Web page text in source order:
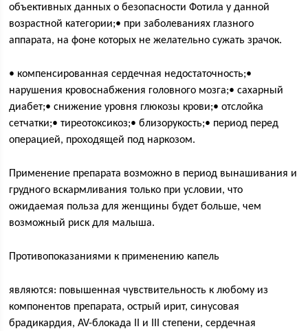
объективных данных о безопасности Фотила у данной
возрастной категории;• при заболеваниях глазного
аппарата, на фоне которых не желательно сужать зрачок.
• компенсированная сердечная недостаточность;•
нарушения кровоснабжения головного мозга;• сахарный
диабет;• снижение уровня глюкозы крови;• отслойка
сетчатки;• тиреотоксикоз;• близорукость;• период перед
операцией, проходящей под наркозом.
Применение препарата возможно в период вынашивания и
грудного вскармливания только при условии, что
ожидаемая польза для женщины будет больше, чем
возможный риск для малыша.
Противопоказаниями к применению капель
являются: повышенная чувствительность к любому из
компонентов препарата, острый ирит, синусовая
брадикардия, AV-блокада II и III степени, сердечная